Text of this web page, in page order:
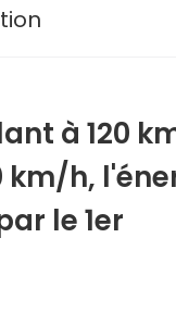
à 120
h,
le 1er